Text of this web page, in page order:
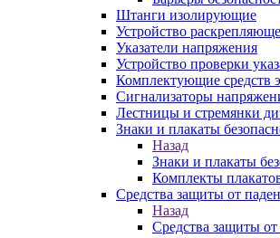
Штанги изолирующие
Устройство
Указатели напряжения
Устройство проверки
Комплектующие средств
Сигнализаторы
Лестницы и стремянки
Знаки и плакаты
Назад
Знаки и плакаты
Комплекты
Средства защиты от
Назад
Средства защиты